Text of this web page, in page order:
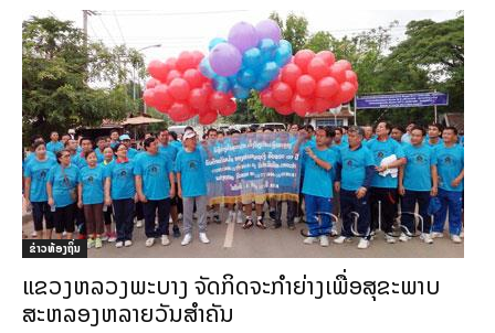
ຂ່າວທ້ອງຖິ່ນ
ແຂວງຫລວງພະບາງ ຈັດກິດຈະກຳຍ່າງເພື່ອສຸຂະພາບ
ສະຫລອງຫລາຍວັນສຳຄັນ